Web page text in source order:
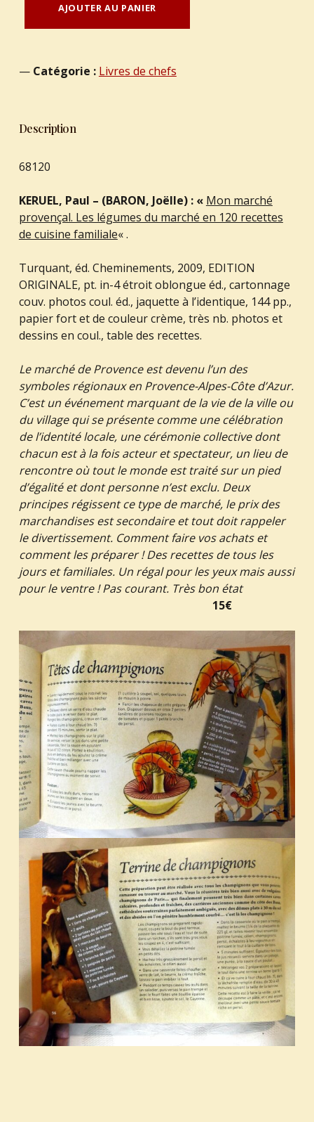
AJOUTER AU PANIER
Catégorie : Livres de chefs
Description
68120
KERUEL, Paul – (BARON, Joëlle) : « Mon marché
provençal. Les légumes du marché en 120 recettes
de cuisine familiale« .
Turquant, éd. Cheminements, 2009, EDITION
ORIGINALE, pt. in-4 étroit oblongue éd., cartonnage
couv. photos coul. éd., jaquette à l’identique, 144 pp.,
papier fort et de couleur crème, très nb. photos et
dessins en coul., table des recettes.
Le marché de Provence est devenu l’un des
symboles régionaux en Provence-Alpes-Côte d’Azur.
C’est un événement marquant de la vie de la ville ou
du village qui se présente comme une célébration
de l’identité locale, une cérémonie collective dont
chacun est à la fois acteur et spectateur, un lieu de
rencontre où tout le monde est traité sur un pied
d’égalité et dont personne n’est exclu. Deux
principes régissent ce type de marché, le prix des
marchandises est secondaire et tout doit rappeler
le divertissement. Comment faire vos achats et
comment les préparer ! Des recettes de tous les
jours et familiales. Un régal pour les yeux mais aussi
pour le ventre ! Pas courant. Très bon état
15€